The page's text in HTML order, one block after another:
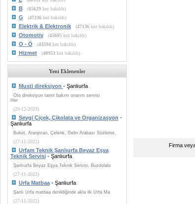
B (65629kez bakıldı)
G (47236kez bakıldı)
Elektrik & Elektronik (47136kez bakıldı)
Otomotiv (45695kez bakıldı)
O - Ö (43594kez bakıldı)
Hizmet (40953kez bakıldı)
Yeni Eklenenler
Musti direksiyon - Şanlıurfa
Oto direksiyon tamir bakım onarım servisi
Her
(29-12-2023)
Sevgi Çiçek, Çikolata ve Organizasyon -
Şanlıurfa
Buket, Aranjman, Çelenk, Gelin Arabası Süsleme,
(27-11-2022)
Urfam Teknik Şanlıurfa Beyaz Eşya
Teknik Servisi- Şanlıurfa
Şanlıurfa Beyaz Eşya Teknik Servisi, Buzdolabı
(27-11-2022)
Urfa Matbaa- Şanlıurfa
Şanlı Urfa matbaa denildiğinde akla ilk Urfa Ma
(27-11-2022)
Firma